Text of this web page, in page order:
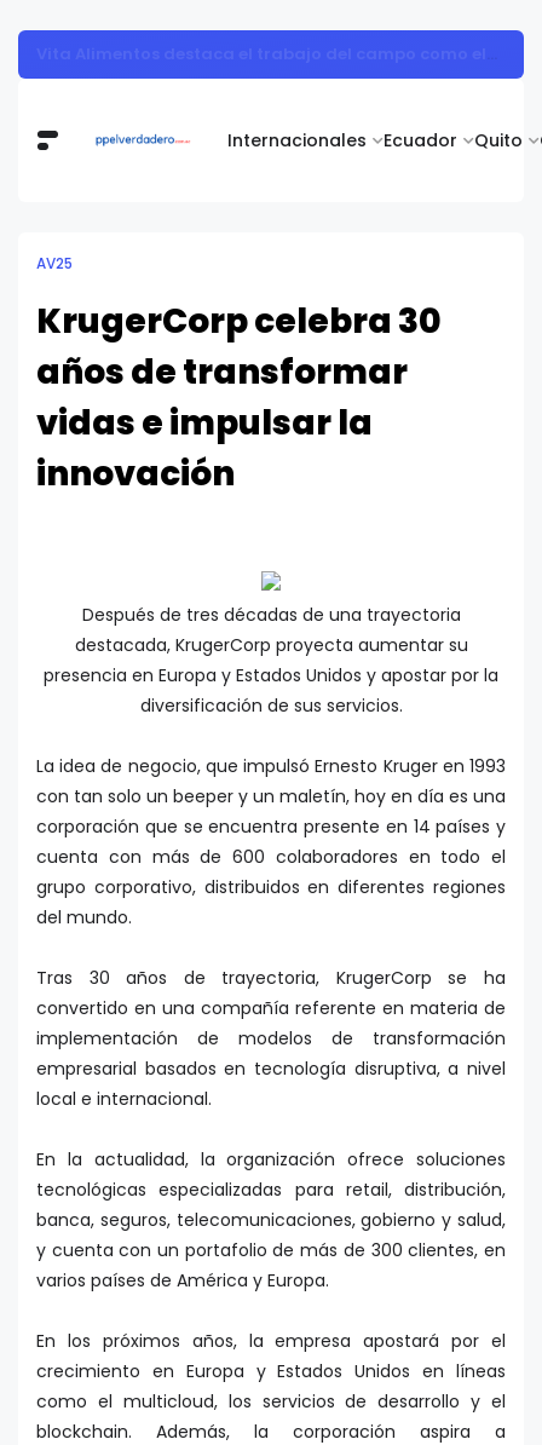
Internacionales Ecuador Quito
AV25
KrugerCorp celebra 30
años de transformar
vidas e impulsar la
innovación
Después de tres décadas de una trayectoria
destacada, KrugerCorp proyecta aumentar su
presencia en Europa y Estados Unidos y apostar por la
diversificación de sus servicios.
La idea de negocio, que impulsó Ernesto Kruger en 1993
con tan solo un beeper y un maletín, hoy en día es una
corporación que se encuentra presente en 14 países y
cuenta con más de 600 colaboradores en todo el
grupo corporativo, distribuidos en diferentes regiones
del mundo.
Tras 30 años de trayectoria, KrugerCorp se ha
convertido en una compañía referente en materia de
implementación de modelos de transformación
empresarial basados en tecnología disruptiva, a nivel
local e internacional.
En la actualidad, la organización ofrece soluciones
tecnológicas especializadas para retail, distribución,
banca, seguros, telecomunicaciones, gobierno y salud,
y cuenta con un portafolio de más de 300 clientes, en
varios países de América y Europa.
En los próximos años, la empresa apostará por el
crecimiento en Europa y Estados Unidos en líneas
como el multicloud, los servicios de desarrollo y el
blockchain. Además, la corporación aspira a